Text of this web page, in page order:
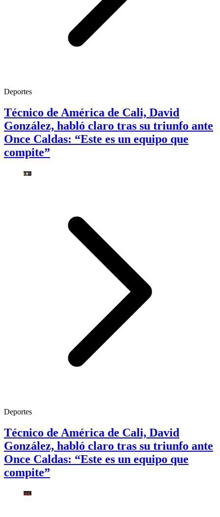
Deportes
Técnico de América de Cali, David
González, habló claro tras su triunfo ante
Once Caldas: “Este es un equipo que
compite”
Deportes
Técnico de América de Cali, David
González, habló claro tras su triunfo ante
Once Caldas: “Este es un equipo que
compite”